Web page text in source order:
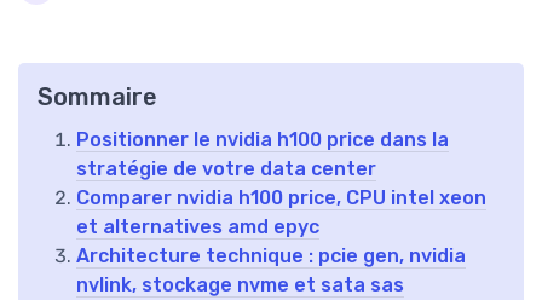
Sommaire
Positionner le nvidia h100 price dans la
stratégie de votre data center
Comparer nvidia h100 price, CPU intel xeon
et alternatives amd epyc
Architecture technique : pcie gen, nvidia
nvlink, stockage nvme et sata sas